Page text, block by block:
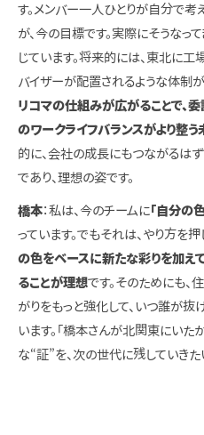
す。メンバー一人ひとりが自分で考
が、今の目標です。実際にそうなっ
じています。将来的には、東北に工
バイザーが配置されるような体制
リコマの仕組みが広がることで、
のワークライフバランスがより整う
的に、会社の成長にもつながるはず
であり、理想の姿です。
橋本：私は、今のチームに「自分の
っています。でもそれは、やり方を押
の色をベースに新たな彩りを加え
ることが理想です。そのためにも、
がりをもっと強化して、いつ誰が
います。「橋本さんが北関東にいた
な“証”を、次の世代に残していきた